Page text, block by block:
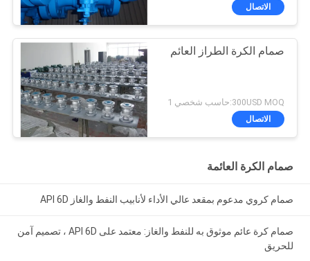
الاتصال
صمام الكرة الطراز العائم
300USD MOQ:حاسب شخصي 1
الاتصال
صمام الكرة العائمة
صمام كروي مدعوم بمقعد عالي الأداء لأنابيب النفط والغاز API 6D
صمام كرة عائم موثوق به للنفط والغاز: معتمد على API 6D ، تصميم آمن
للحريق